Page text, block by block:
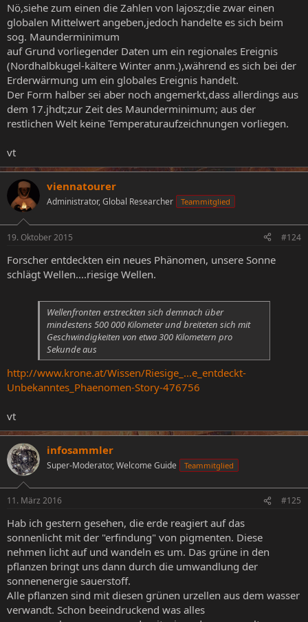
Nö,siehe zum einen die Zahlen von lajosz;die zwar einen
globalen Mittelwert angeben,jedoch handelte es sich beim
sog. Maunderminimum
auf Grund vorliegender Daten um ein regionales Ereignis
(Nordhalbkugel-kältere Winter anm.),während es sich bei der
Erderwärmung um ein globales Ereignis handelt.
Der Form halber sei aber noch angemerkt,dass allerdings aus
dem 17.jhdt;zur Zeit des Maunderminimum; aus der
restlichen Welt keine Temperaturaufzeichnungen vorliegen.
vt
viennatourer
Administrator, Global Researcher Teammitglied
19. Oktober 2015 #124
Forscher entdeckten ein neues Phänomen, unsere Sonne
schlägt Wellen....riesige Wellen.
Wellenfronten erstreckten sich demnach über
mindestens 500 000 Kilometer und breiteten sich mit
Geschwindigkeiten von etwa 300 Kilometern pro
Sekunde aus
http://www.krone.at/Wissen/Riesige_...e_entdeckt-
Unbekanntes_Phaenomen-Story-476756
vt
infosammler
Super-Moderator, Welcome Guide Teammitglied
11. März 2016 #125
Hab ich gestern gesehen, die erde reagiert auf das
sonnenlicht mit der "erfindung" von pigmenten. Diese
nehmen licht auf und wandeln es um. Das grüne in den
pflanzen bringt uns dann durch die umwandlung der
sonnenenergie sauerstoff.
Alle pflanzen sind mit diesen grünen urzellen aus dem wasser
verwandt. Schon beeindruckend was alles